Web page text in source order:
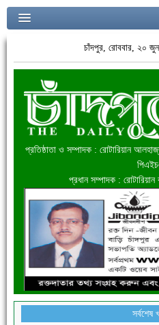
চাঁদপুর, রোববার, ২০
প্রতিষ্ঠাতা ও সম্পাদক : রোটারিয়ান
প্রধান সম্পাদক :
সর্বশেষ